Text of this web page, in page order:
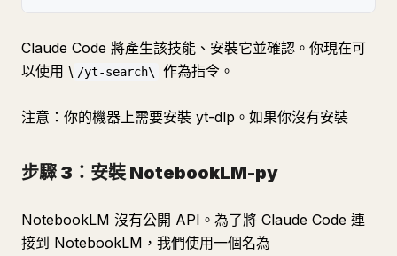
Claude Code 將產生該技能、安裝它並確認。你現在可
以使用 \ /yt-search\ 作為指令。
注意：你的機器上需要安裝 yt-dlp。如果你沒有安裝
步驟 3：安裝 NotebookLM-py
NotebookLM 沒有公開 API。為了將 Claude Code 連
接到 NotebookLM，我們使用一個名為